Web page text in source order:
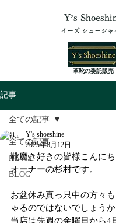
Y’s
イーズ シューシャ
​革靴の委託販売
記事
全ての記事
NEWS
BLOG
全ての記事
Y's shoeshine
2025年8月12日
靴磨き好きの皆様こんにち
オーナーの杉村です。
お盆休み真っ只中の方々
ゃるのではないでしょうか
当店は先週の金曜日から4